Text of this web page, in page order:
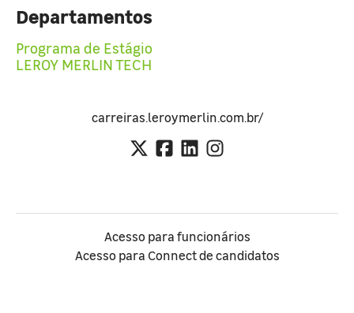
Departamentos
Programa de Estágio
LEROY MERLIN TECH
carreiras.leroymerlin.com.br/
Acesso para funcionários
Acesso para Connect de candidatos